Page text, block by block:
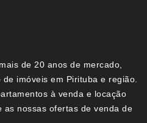
de 20 anos de mercado,
imóveis em Pirituba e região.
à venda e locação
as nossas ofertas de venda de